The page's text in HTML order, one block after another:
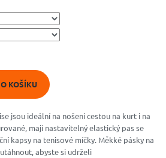
KOŠÍKU
jsou ideální na nošení cestou na kurt i na
mají nastavitelný elastický pas se
kapsy na tenisové míčky. Měkké pásky na
abyste si udrželi